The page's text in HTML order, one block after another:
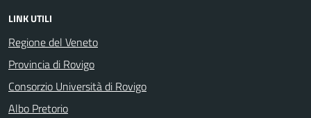
LINK UTILI
Regione del Veneto
Provincia di Rovigo
Consorzio Università di Rovigo
Albo Pretorio